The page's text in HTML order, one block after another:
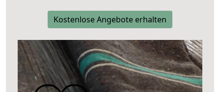
Kostenlose Angebote erhalten